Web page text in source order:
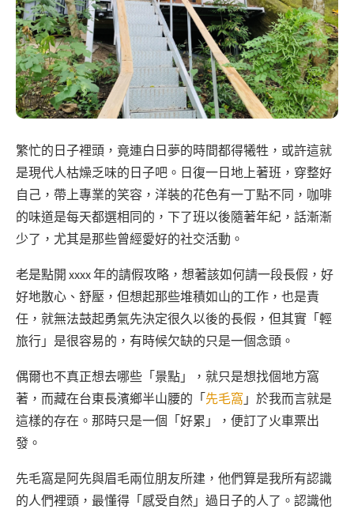
繁忙的日子裡頭，竟連白日夢的時間都得犧牲，或許這就
是現代人枯燥乏味的日子吧。日復一日地上著班，穿整好
自己，帶上專業的笑容，洋裝的花色有一丁點不同，咖啡
的味道是每天都選相同的，下了班以後隨著年紀，話漸漸
少了，尤其是那些曾經愛好的社交活動。
老是點開 xxxx 年的請假攻略，想著該如何請一段長假，好
好地散心、舒壓，但想起那些堆積如山的工作，也是責
任，就無法鼓起勇氣先決定很久以後的長假，但其實「輕
旅行」是很容易的，有時候欠缺的只是一個念頭。
偶爾也不真正想去哪些「景點」，就只是想找個地方窩
著，而藏在台東長濱鄉半山腰的「 先毛窩 」於我而言就是
這樣的存在。那時只是一個「好累」，便訂了火車票出
發。
先毛窩是阿先與眉毛兩位朋友所建，他們算是我所有認識
的人們裡頭，最懂得「感受自然」過日子的人了。認識他